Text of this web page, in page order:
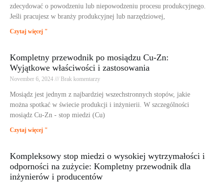
zdecydować o powodzeniu lub niepowodzeniu procesu produkcyjnego.
Jeśli pracujesz w branży produkcyjnej lub narzędziowej,
Czytaj więcej "
Kompletny przewodnik po mosiądzu Cu-Zn:
Wyjątkowe właściwości i zastosowania
November 6, 2024 Brak komentarzy
Mosiądz jest jednym z najbardziej wszechstronnych stopów, jakie
można spotkać w świecie produkcji i inżynierii. W szczególności
mosiądz Cu-Zn - stop miedzi (Cu)
Czytaj więcej "
Kompleksowy stop miedzi o wysokiej wytrzymałości i
odporności na zużycie: Kompletny przewodnik dla
inżynierów i producentów